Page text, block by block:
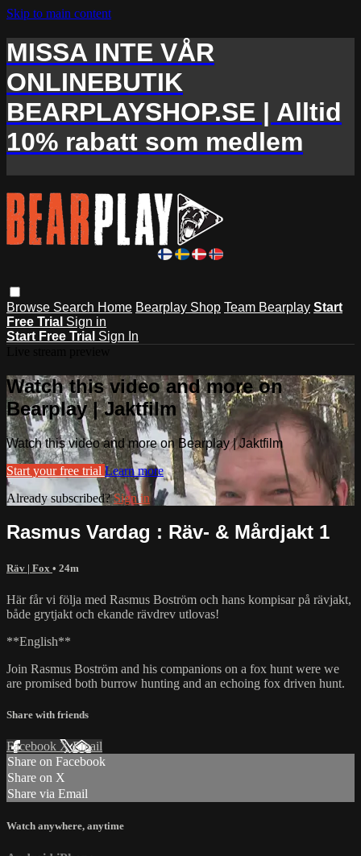
Skip to main content
MISSA INTE VÅR
ONLINEBUTIK
BEARPLAYSHOP.SE | Alltid
10% rabatt som medlem
Browse Search Home Bearplay Shop Team Bearplay Start
Free Trial Sign in
Start Free Trial Sign In
Watch this video and more on
Bearplay | Jaktfilm
Watch this video and more on Bearplay | Jaktfilm
Start your free trial Learn more
Already subscribed?Sign in
Rasmus Vardag : Räv- & Mårdjakt 1
Räv | Fox • 24m
Här får vi följa med Rasmus Boström och hans kompisar på rävjakt,
både grytjakt och ekande rävdrev utlovas!
**English**
Join Rasmus Boström and his companions on a fox hunt were we
are promised both burrow hunting and an echoing fox driven hunt.
Share with friends
Facebook XEmail
Share on Facebook
Share on X
Share via Email
Watch anywhere, anytime